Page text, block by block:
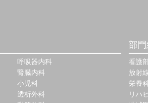
呼吸器内科
腎臓内科
小児科
透析外科
部
看護
放射
栄養
リハ